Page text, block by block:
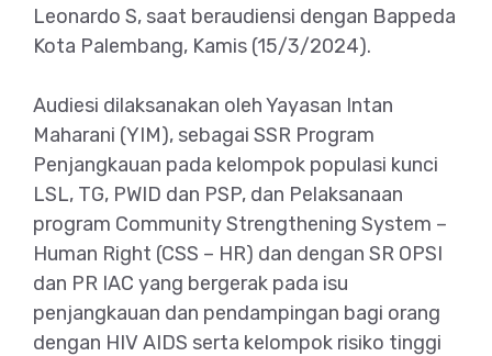
Leonardo S, saat beraudiensi dengan Bappeda
Kota Palembang, Kamis (15/3/2024).
Audiesi dilaksanakan oleh Yayasan Intan
Maharani (YIM), sebagai SSR Program
Penjangkauan pada kelompok populasi kunci
LSL, TG, PWID dan PSP, dan Pelaksanaan
program Community Strengthening System –
Human Right (CSS – HR) dan dengan SR OPSI
dan PR IAC yang bergerak pada isu
penjangkauan dan pendampingan bagi orang
dengan HIV AIDS serta kelompok risiko tinggi